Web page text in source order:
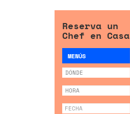
Reserva un
Chef en Casa
MENÚS